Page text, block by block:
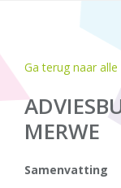
Ga terug naar
MERWE
Samenvatting